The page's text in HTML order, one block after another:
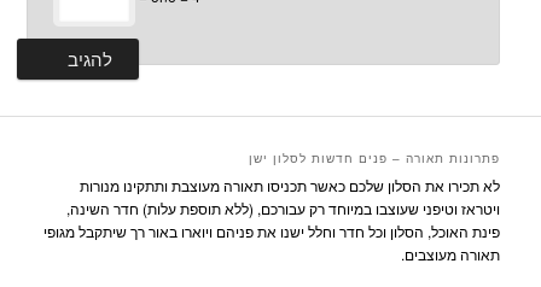
פתרונות תאורה – פנים חדשות לסלון ישן
לא תכירו את הסלון שלכם כאשר תכניסו תאורה מעוצבת ותתקינו מנורות
ויטראז וטיפני שעוצבו במיוחד רק עבורכם, (ללא תוספת עלות) חדר השינה,
פינת האוכל, הסלון וכל חדר וחלל ישנו את פניהם ויוארו באור רך שיתקבל מגופי
תאורה מעוצבים.